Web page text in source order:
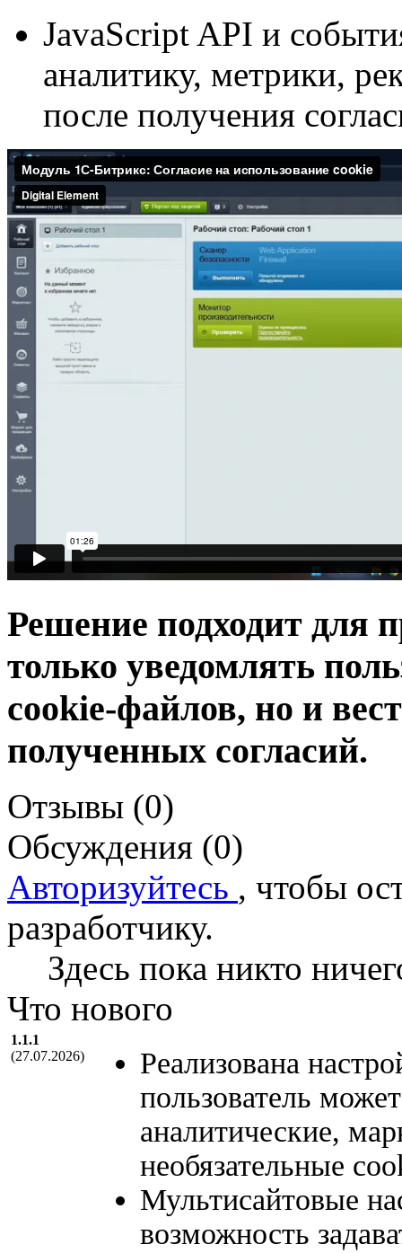
JavaScript API и
аналитику, метрики,
после получения
Решение подходит для
только уведомлять
cookie-файлов, но и
полученных согласий.
Отзывы (0)
Обсуждения (0)
Авторизуйтесь , чтобы
разработчику.
Здесь пока никто
Что нового
1.1.1
(27.07.2026)
Реализована
пользователь
аналитические,
необязательные
Мультисайтовые
возможность